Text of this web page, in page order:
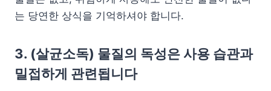
는 당연한 상식을 기억하셔야 합니다.
3. (살균소독) 물질의 독성은 사용 습관과
밀접하게 관련됩니다